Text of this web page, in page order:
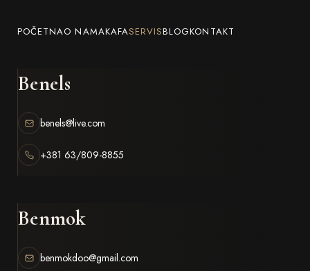
POČETNAO NAMAKAFASERVISBLOGKONTAKT
Benels
benels@live.com
+381 63/809-8855
Benmok
benmokdoo@gmail.com